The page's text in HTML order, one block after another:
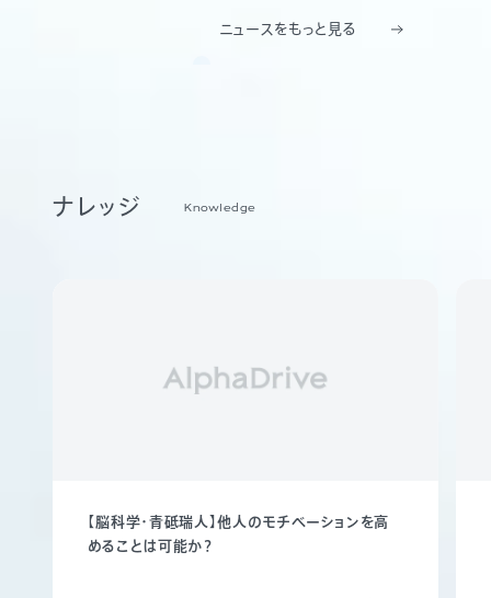
ニュースをもっと見る
ナレッジ Knowledge
【脳科学・青砥瑞人】他人のモチベーションを高
めることは可能か？